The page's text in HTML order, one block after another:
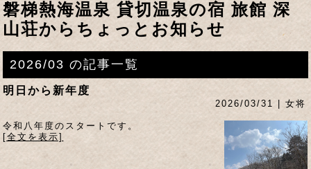
磐梯熱海温泉 貸切温泉の宿 旅館 深
山荘からちょっとお知らせ
2026/03 の記事一覧
明日から新年度
2026/03/31 | 女将
令和八年度のスタートです。
[全文を表示]